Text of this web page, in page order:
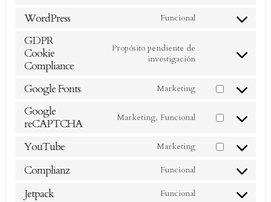
WordPress Funcional
wordpress
GDPR
Cookie
Compliance
Propósito pendiente de
investigación
gdpr-
compliance
Google Fonts Marketing
Consent
service
google-
Google
reCAPTCHA
Marketing, Funcional
Consent
service
google-
recaptcha
YouTube Marketing
Consent
Complianz Funcional
Jetpack Funcional